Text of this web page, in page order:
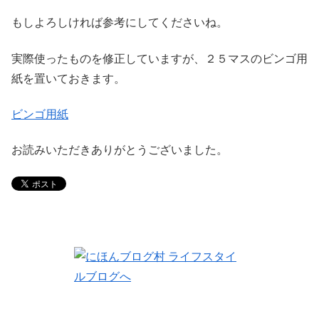
もしよろしければ参考にしてくださいね。
実際使ったものを修正していますが、２５マスのビンゴ用
紙を置いておきます。
ビンゴ用紙
お読みいただきありがとうございました。